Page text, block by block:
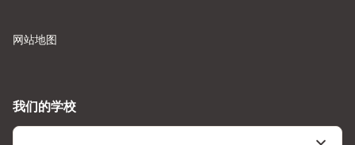
网站地图
我们的学校